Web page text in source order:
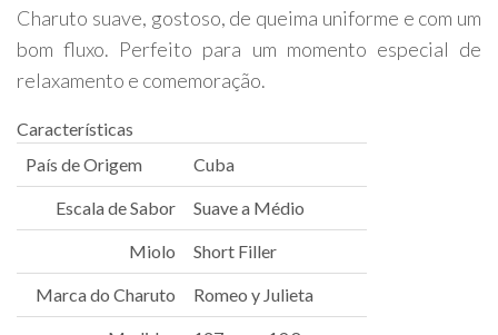
Charuto suave, gostoso, de queima uniforme e com um
bom fluxo. Perfeito para um momento especial de
relaxamento e comemoração.
Características
País de Origem
Cuba
Escala de Sabor Suave a Médio
Miolo Short Filler
Marca do Charuto Romeo y Julieta